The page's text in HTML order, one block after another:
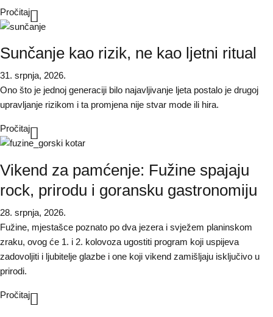
Pročitaj
Sunčanje kao rizik, ne kao ljetni ritual
31. srpnja, 2026.
Ono što je jednoj generaciji bilo najavljivanje ljeta postalo je drugoj
upravljanje rizikom i ta promjena nije stvar mode ili hira.
Pročitaj
Vikend za pamćenje: Fužine spajaju
rock, prirodu i goransku gastronomiju
28. srpnja, 2026.
Fužine, mjestašce poznato po dva jezera i svježem planinskom
zraku, ovog će 1. i 2. kolovoza ugostiti program koji uspijeva
zadovoljiti i ljubitelje glazbe i one koji vikend zamišljaju isključivo u
prirodi.
Pročitaj